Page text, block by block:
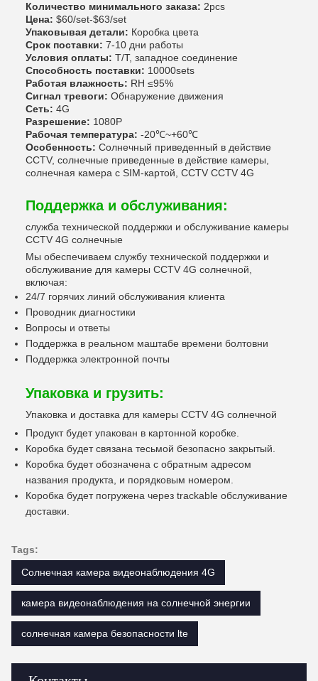
Количество минимального заказа: 2pcs
Цена: $60/set-$63/set
Упаковывая детали: Коробка цвета
Срок поставки: 7-10 дни работы
Условия оплаты: T/T, западное соединение
Способность поставки: 10000sets
Работая влажность: RH ≤95%
Сигнал тревоги: Обнаружение движения
Сеть: 4G
Разрешение: 1080P
Рабочая температура: -20℃~+60℃
Особенность: Солнечный приведенный в действие
CCTV, солнечные приведенные в действие камеры,
солнечная камера с SIM-картой, CCTV CCTV 4G
Поддержка и обслуживания:
служба технической поддержки и обслуживание камеры
CCTV 4G солнечные
Мы обеспечиваем службу технической поддержки и
обслуживание для камеры CCTV 4G солнечной,
включая:
24/7 горячих линий обслуживания клиента
Проводник диагностики
Вопросы и ответы
Поддержка в реальном маштабе времени болтовни
Поддержка электронной почты
Упаковка и грузить:
Упаковка и доставка для камеры CCTV 4G солнечной
Продукт будет упакован в картонной коробке.
Коробка будет связана тесьмой безопасно закрытый.
Коробка будет обозначена с обратным адресом
названия продукта, и порядковым номером.
Коробка будет погружена через trackable обслуживание
доставки.
Tags:
Солнечная камера видеонаблюдения 4G
камера видеонаблюдения на солнечной энергии
солнечная камера безопасности lte